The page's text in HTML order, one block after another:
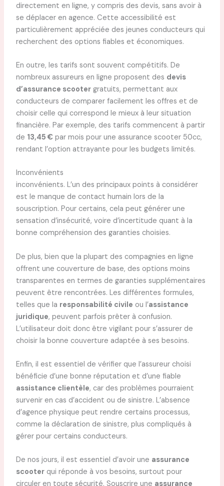
directement en ligne, y compris des devis, sans avoir à
se déplacer en agence. Cette accessibilité est
particulièrement appréciée des jeunes conducteurs qui
recherchent des options fiables et économiques.
En outre, les tarifs sont souvent compétitifs. De
nombreux assureurs en ligne proposent des devis
d’assurance scootergratuits, permettant aux
conducteurs de comparer facilement les offres et de
choisir celle qui correspond le mieux à leur situation
financière. Par exemple, des tarifs commencent à partir
de 13,45 €par mois pour une assurance scooter 50cc,
rendant l’option attrayante pour les budgets limités.
Inconvénients
inconvénients. L’un des principaux points à considérer
est le manque de contact humain lors de la
souscription. Pour certains, cela peut générer une
sensation d’insécurité, voire d’incertitude quant à la
bonne compréhension des garanties choisies.
De plus, bien que la plupart des compagnies en ligne
offrent une couverture de base, des options moins
transparentes en termes de garanties supplémentaires
peuvent être rencontrées. Les différentes formules,
telles que la responsabilité civile ou l’assistance
juridique, peuvent parfois prêter à confusion.
L’utilisateur doit donc être vigilant pour s’assurer de
choisir la bonne couverture adaptée à ses besoins.
Enfin, il est essentiel de vérifier que l’assureur choisi
bénéficie d’une bonne réputation et d’une fiable
assistance clientèle, car des problèmes pourraient
survenir en cas d’accident ou de sinistre. L’absence
d’agence physique peut rendre certains processus,
comme la déclaration de sinistre, plus compliqués à
gérer pour certains conducteurs.
De nos jours, il est essentiel d’avoir une assurance
scooterqui réponde à vos besoins, surtout pour
circuler en toute sécurité. Souscrire une assurance